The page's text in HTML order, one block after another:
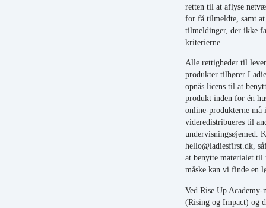
retten til at aflyse
for få tilmeldte, samt at
tilmeldinger, der ikke
kriterierne.
Alle rettigheder til
produkter tilhører
opnås licens til at
produkt inden for én
online-produkterne
videredistribueres til
undervisningsøjemed.
hello@ladiesfirst.dk,
at benytte materialet til
måske kan vi finde en
Ved Rise Up Academy-
(Rising og Impact) og